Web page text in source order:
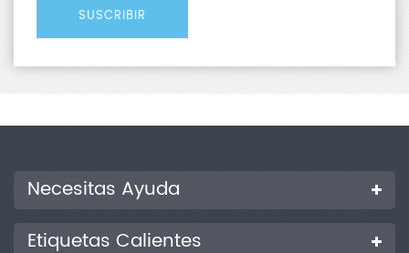
Necesitas Ayuda
Etiquetas Calientes